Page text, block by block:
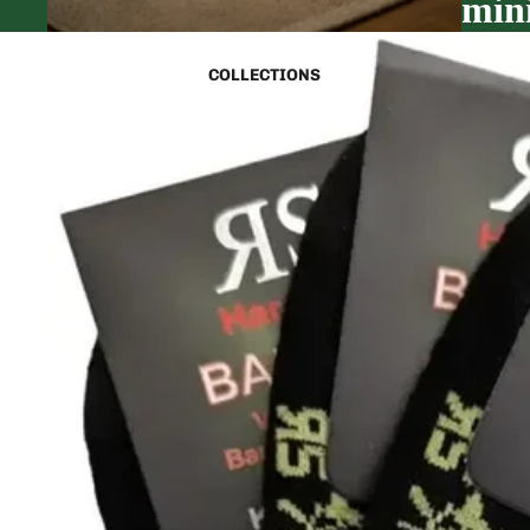
COLLECTIONS